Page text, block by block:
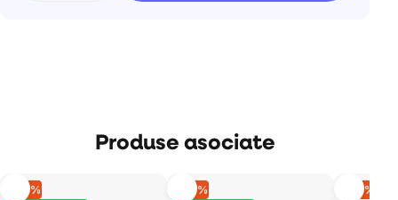
Produse asociate
–10 % –10 % –10 %